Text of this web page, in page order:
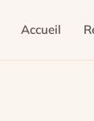
Accueil